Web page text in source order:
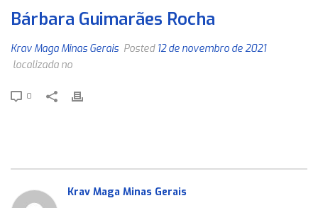
Bárbara Guimarães Rocha
Krav Maga Minas Gerais Posted 12 de novembro de 2021
localizada no
0
Krav Maga Minas Gerais